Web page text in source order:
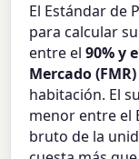
El Estándar de
para calcular
entre el90% y
Mercado (FMR)
habitación. El
menor entre el
bruto de la